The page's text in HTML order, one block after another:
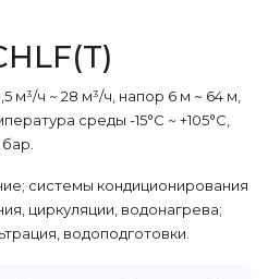
м³/ч ~ 28 м³/ч, напор 6 м ~ 64 м,
среды -15°С ~ +105°С,
системы кондиционирования
циркуляции, водонагрева;
водоподготовки.